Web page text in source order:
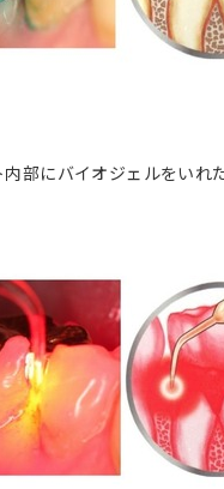
部にバイオジェルをいれ